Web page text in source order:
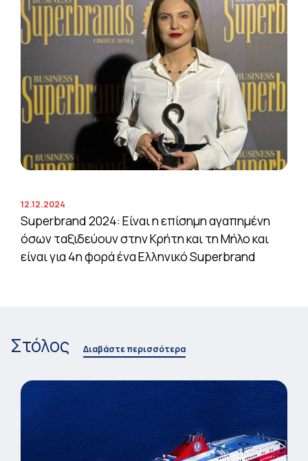
12.12.2024
Superbrand 2024: Είναι η επίσημη αγαπημένη
όσων ταξιδεύουν στην Κρήτη και τη Μήλο και
είναι για 4η φορά ένα Ελληνικό Superbrand
Στόλος Διαβάστε περισσότερα